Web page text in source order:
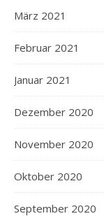
März 2021
Februar 2021
Januar 2021
Dezember 2020
November 2020
Oktober 2020
September 2020